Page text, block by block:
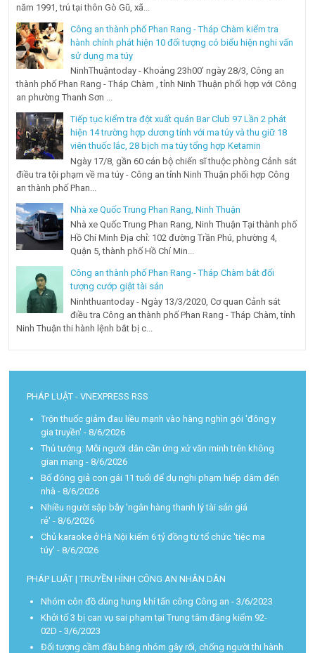
năm 1991, trú tại thôn Gò Gũ, xã...
Công an thành phố Phan Rang - Tháp Chàm kiểm tra
hành chính phát hiện 10 đối tượng có biểu hiện nghi vấn
sử dụng ma túy
NinhThuậntoday - Khoảng 23h00’ ngày 28/3, Công an
thành phố Phan Rang - Tháp Chàm , tỉnh Ninh Thuận phối hợp với Công
an phường Thanh Sơn ...
Tiếp tục kiểm tra đột xuất quán Bar Club 97 Lần 2 phát
hiện 14 trường hợp dương tính với ma túy và thu giữ 18
viên thuốc lắc, 28 bịch ma túy tổng hợp Ketamin
Ngày 17/8, gần 60 cán bộ chiến sĩ thuộc phòng Cảnh sát
điều tra tội phạm về ma túy - Công an tỉnh Ninh Thuận phối hợp Công
an thành phố Phan...
Nhà xe Quốc Trung Phan Rang, Ninh Thuận
Nhà xe Quốc Trung Phan Rang, Ninh Thuận Tại thành phố
Hồ Chí Minh Địa chỉ: 102 đường Trần Phú, phường 4,
Quận 5, thành phố Hồ Chí Min...
Công an thành phố Phan Rang - Tháp Chàm bắt đối
tượng cướp giật tài sản
Ninhthuantoday - Ngày 13/3/2020, Cơ quan Cảnh sát
điều tra Công an thành phố Phan Rang - Tháp Chàm, tỉnh
Ninh Thuận thi hành lệnh bắt bị c...
PHÁP LUẬT - VNEXPRESS RSS
Trộn thuốc giảm đau liều mạnh vào hàng nghìn gói 'đông y
gia truyền' - 8/6/2026
Thủ tướng: Mỗi người dân cần ứng xử văn minh trên không
gian mạng - 8/6/2026
Bố đóng giả con gái 11 tuổi để dụ nghi phạm hiếp dâm đến
nhà - 8/6/2026
Nhiều người sập bẫy 'ngân hàng thanh lý tài sản giá
rẻ' - 8/6/2026
Chủ karaoke ở Hà Nội kiếm 6 tỷ đồng từ tổ chức 'tiệc ma
túy' - 8/6/2026
PHÁP LUẬT | TRUYỀN HÌNH CÔNG AN NHÂN DÂN
Nhóm côn đồ dùng hung khí tấn công Công an - 3/6/2023
Khởi tố 3 bị can vụ sai phạm tại Trung tâm đăng kiểm 92-
02D - 3/6/2023
Đối tượng cầm đầu băng nhóm gây rối, chống người thi hành